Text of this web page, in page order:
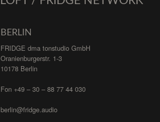
BERLIN
FRIDGE dma tonstudio GmbH
Oranienburgerstr. 1-3
10178 Berlin
Fon +49 – 30 – 88 77 44 030
berlin@fridge.audio